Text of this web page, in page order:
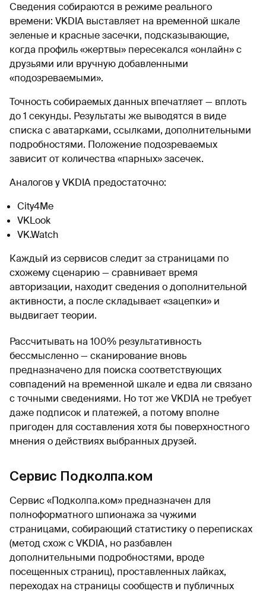
Сведения собираются в режиме реального
времени: VKDIA выставляет на временной шкале
зеленые и красные засечки, подсказывающие,
когда профиль «жертвы» пересекался «онлайн» с
друзьями или вручную добавленными
«подозреваемыми».
Точность собираемых данных впечатляет — вплоть
до 1 секунды. Результаты же выводятся в виде
списка с аватарками, ссылками, дополнительными
подробностями. Положение подозреваемых
зависит от количества «парных» засечек.
Аналогов у VKDIA предостаточно:
City4Me
VKLook
VK.Watch
Каждый из сервисов следит за страницами по
схожему сценарию — сравнивает время
авторизации, находит сведения о дополнительной
активности, а после складывает «зацепки» и
выдвигает теории.
Рассчитывать на 100% результативность
бессмысленно — сканирование вновь
предназначено для поиска соответствующих
совпадений на временной шкале и едва ли связано
с точными сведениями. Но тот же VKDIA не требует
даже подписок и платежей, а потому вполне
пригоден для составления хотя бы поверхностного
мнения о действиях выбранных друзей.
Сервис Подколпа.ком
Сервис «Подколпа.ком» предназначен для
полноформатного шпионажа за чужими
страницами, собирающий статистику о переписках
(метод схож с VKDIA, но разбавлен
дополнительными подробностями, вроде
посещенных страниц), проставленных лайках,
переходах на страницы сообществ и публичных